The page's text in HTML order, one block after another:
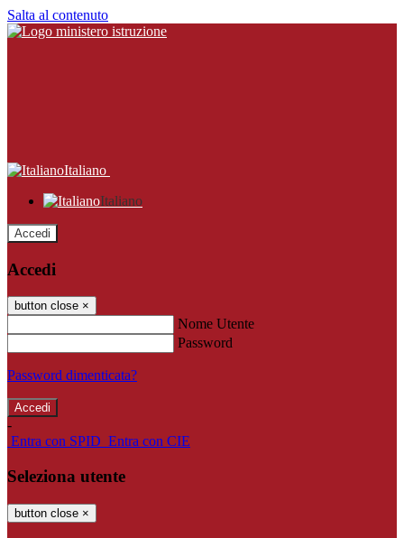
Salta al contenuto
Italiano
Italiano
Accedi
Accedi
button close ×
Nome Utente
Password
Password dimenticata?
-
Entra con SPID Entra con CIE
Seleziona utente
button close ×